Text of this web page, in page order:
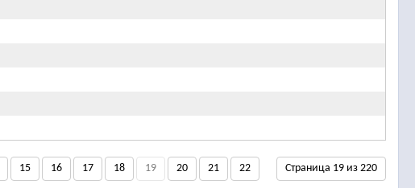
Страница 19 из 220
15 16 17 18 19 20 21 22